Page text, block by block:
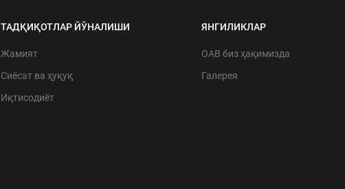
ТАДҚИҚОТЛАР ЙЎНАЛИШИ
Жамият
Сиёсат ва ҳуқуқ
Иқтисодиёт
ЯНГИЛИКЛАР
ОАВ биз ҳақимизда
Галерея